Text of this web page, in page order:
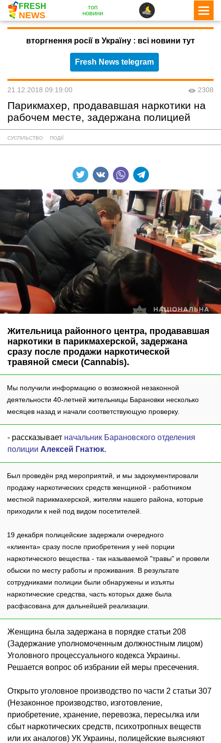
FRESH
NEWS
топ
новини
вторгнення росії в Україну : всі новини тут
Fresh News telegram
21.12.2018 09:19:00 2308
Парикмахер, продававшая наркотики на
рабочем месте, задержана полицией
СУСПІЛЬСТВО ПОДІЇ
Жительница районного центра, продававшая
наркотики в парикмахерской, задержана
сразу после продажи наркотической
травяной смеси (Cannabis).
Мы получили информацию о возможной незаконной
деятельности 40-летней жительницы Барановки несколько
месяцев назад и начали соответствующую проверку.
- рассказывает начальник Барановского отделения
полиции Алексей Гнатюк.
Был проведён ряд мероприятий, и мы задокументировали
продажу наркотических средств женщиной - работником
местной парикмахерской, жителям нашего района, которые
приходили к ней под видом посетителей.
19 декабря полицейские задержали очередного
«клиента» сразу после приобретения у неё порции
наркотического вещества - так называемой "травы" и провели
обыски по месту работы и проживания. В результате
сотрудниками полиции были обнаружены и изъяты
наркотические средства, часть которых даже была
расфасована для дальнейшей реализации.
Женщина была задержана в порядке статьи 208
(Задержание уполномоченным должностным лицом)
Уголовного процессуального кодекса Украины.
Решается вопрос об избрании ей меры пресечения.
Открыто уголовное производство по части 2 статьи 307
(Незаконное производство, изготовление,
приобретение, хранение, перевозка, пересылка или
сбыт наркотических средств, психотропных веществ
или их аналогов) УК Украины, полицейские выясняют